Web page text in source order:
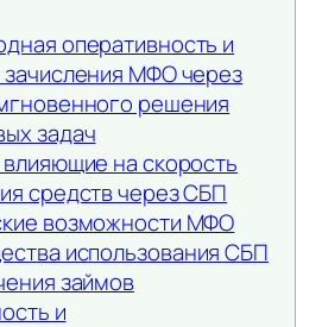
оперативность и
зачисления МФО через
решения
задач
на скорость
средств через СБП
возможности МФО
использования СБП
займов
и